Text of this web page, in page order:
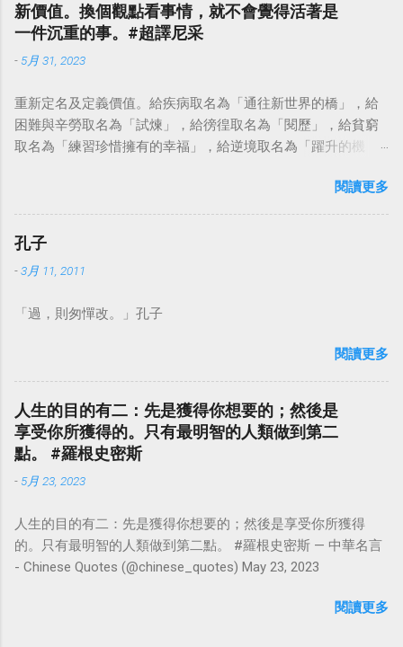
新價值。換個觀點看事情，就不會覺得活著是
一件沉重的事。#超譯尼采
- 5月 31, 2023
重新定名及定義價值。給疾病取名為「通往新世界的橋」，給
困難與辛勞取名為「試煉」，給徬徨取名為「閱歷」，給貧窮
取名為「練習珍惜擁有的幸福」，給逆境取名為「躍升的機
點看事情，就不會覺得活著是一件沉重的事。#超譯尼采 — 中
華名言 - Chinese Quotes (@chinese_quotes) May 23, 2023
閱讀更多
孔子
-3月 11, 2011
「過，則匆憚改。」孔子
閱讀更多
人生的目的有二：先是獲得你想要的；然後是
享受你所獲得的。只有最明智的人類做到第二
點。 #羅根史密斯
- 5月 23, 2023
人生的目的有二：先是獲得你想要的；然後是享受你所獲得
的。只有最明智的人類做到第二點。 #羅根史密斯 — 中華名言
- Chinese Quotes (@chinese_quotes) May 23, 2023
閱讀更多